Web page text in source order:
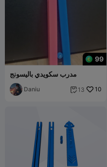
99
مدرب سكويدي باليسونج
Daniu  13 10